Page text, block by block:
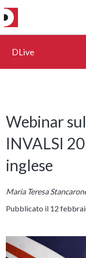
DLive
Webinar
INVALSI
inglese
Maria Teresa
Pubblicato il 12